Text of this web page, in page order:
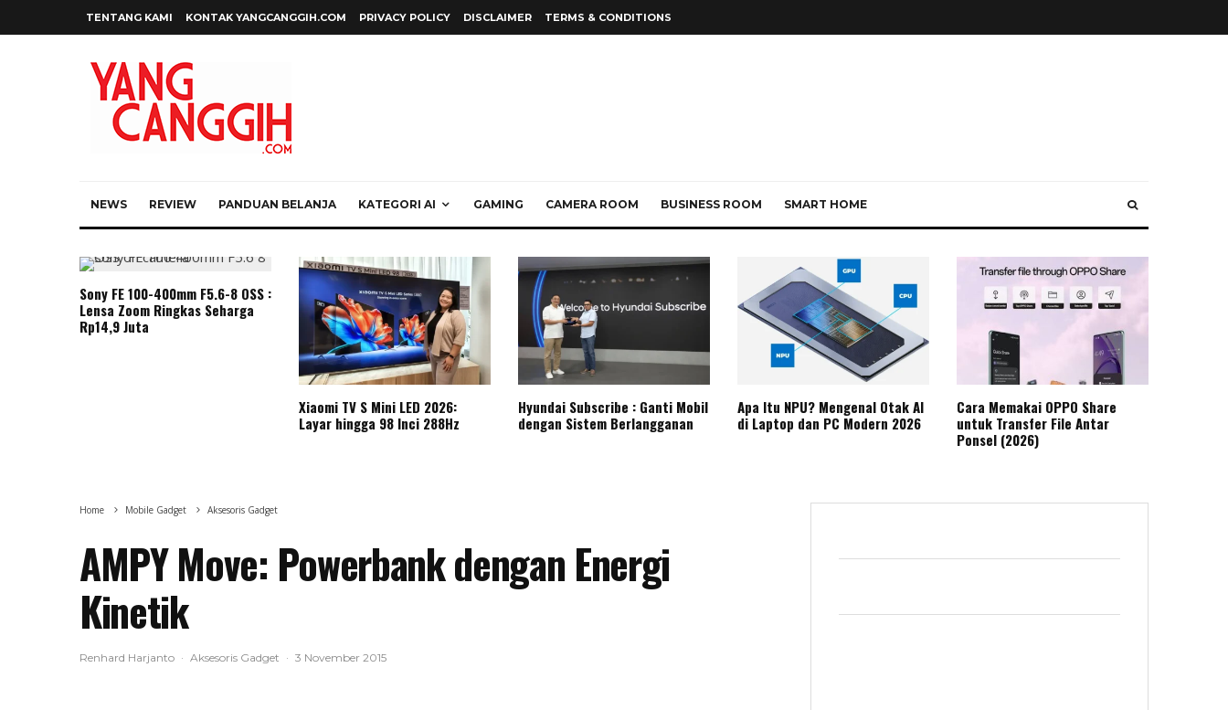
TENTANG KAMI KONTAK YANGCANGGIH.COM PRIVACY POLICY DISCLAIMER TERMS & CONDITIONS
NEWS REVIEW PANDUAN BELANJA KATEGORI AI GAMING CAMERA ROOM BUSINESS ROOM SMART HOME
Sony FE 100-400mm F5.6-8 OSS :
Lensa Zoom Ringkas Seharga
Rp14,9 Juta
Xiaomi TV S Mini LED 2026:
Layar hingga 98 Inci 288Hz
Hyundai Subscribe : Ganti Mobil
dengan Sistem Berlangganan
Apa Itu NPU? Mengenal Otak AI
di Laptop dan PC Modern 2026
Cara Memakai OPPO Share
untuk Transfer File Antar
Ponsel (2026)
Home Mobile Gadget Aksesoris Gadget
AMPY Move: Powerbank dengan Energi
Kinetik
Renhard Harjanto · Aksesoris Gadget · 3 November 2015